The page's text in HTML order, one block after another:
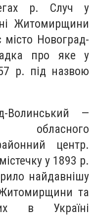
р. Случ у
Житомирщини
місто Новоград-
про яке у
р. під назвою
Волинський —
центр.
у 1893 р.
найдавнішу
та
в Україні